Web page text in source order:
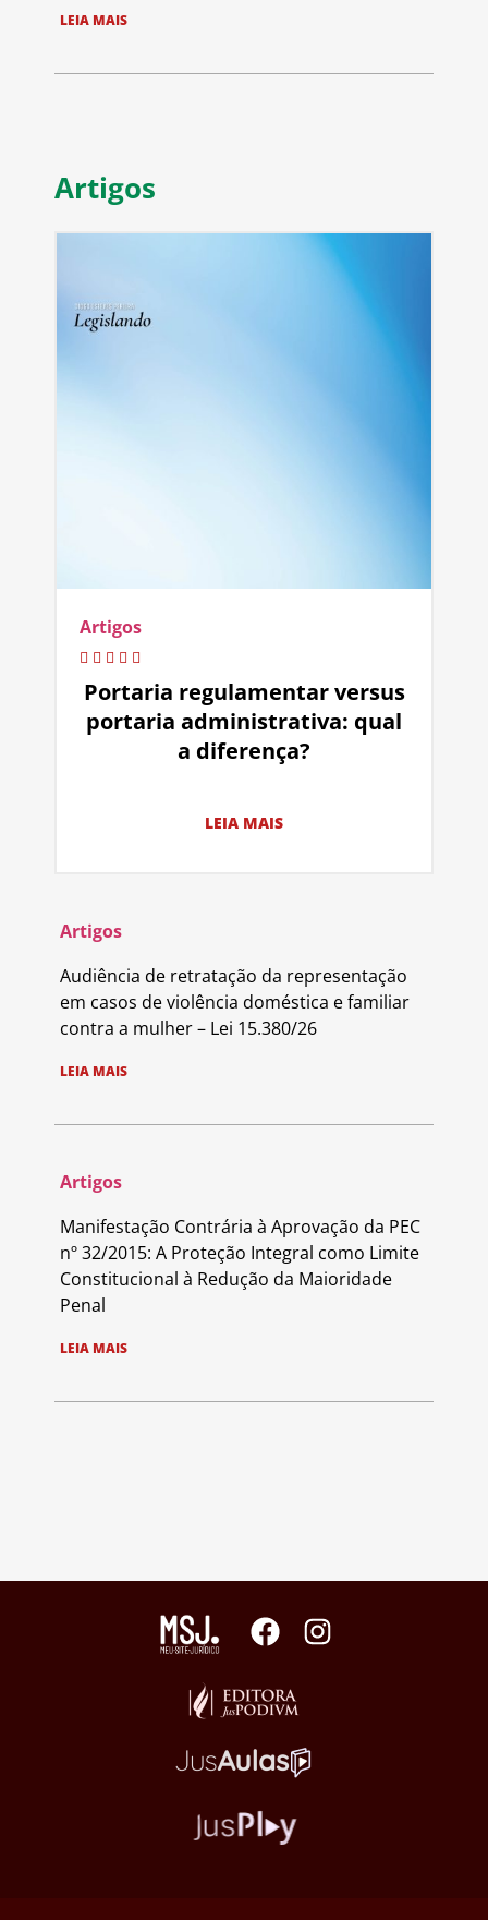
LEIA MAIS
Artigos
Artigos
Portaria regulamentar versus
portaria administrativa: qual
a diferença?
LEIA MAIS
Artigos
Audiência de retratação da representação
em casos de violência doméstica e familiar
contra a mulher – Lei 15.380/26
LEIA MAIS
Artigos
Manifestação Contrária à Aprovação da PEC
nº 32/2015: A Proteção Integral como Limite
Constitucional à Redução da Maioridade
Penal
LEIA MAIS